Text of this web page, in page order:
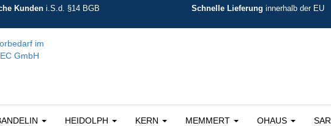
Kunden i.S.d. §14 BGB Schnelle Lieferung innerhalb der EU
HEIDOLPH KERN MEMMERT OHAUS